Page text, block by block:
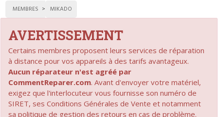
MEMBRES MIKADO
AVERTISSEMENT
Certains membres proposent leurs services de réparation
à distance pour vos appareils à des tarifs avantageux.
Aucun réparateur n'est agréé par
CommentReparer.com. Avant d'envoyer votre matériel,
exigez que l'interlocuteur vous fournisse son numéro de
SIRET, ses Conditions Générales de Vente et notamment
sa politique de gestion des retours en cas de problème.